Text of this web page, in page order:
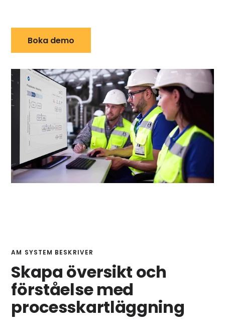
Boka demo
AM SYSTEM BESKRIVER
Skapa översikt och
förståelse med
processkartläggning